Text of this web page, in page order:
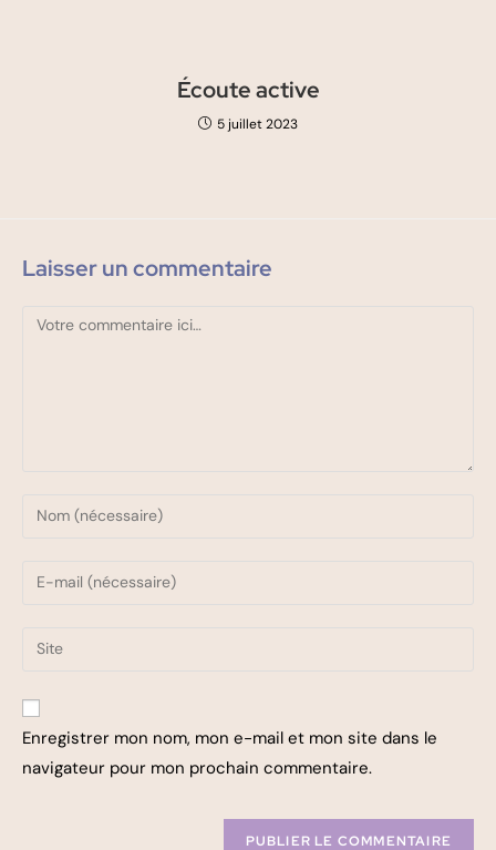
Écoute active
5 juillet 2023
Laisser un commentaire
Enregistrer mon nom, mon e-mail et mon site dans le
navigateur pour mon prochain commentaire.